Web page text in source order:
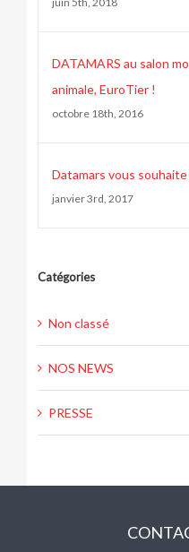
DATAMARS au salon
animale, EuroTier !
octobre 18th, 2016
Datamars vous
janvier 3rd, 2017
Catégories
Non classé
NOS NEWS
PRESSE